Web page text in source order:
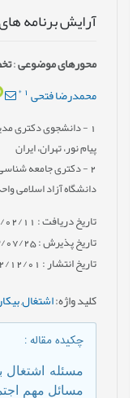
آرایش برنامه‏
محورهای موضوعی:
محمدرضا فتحی *
- دانشجوی دکتری
پیام نور، تهران، ایران
2- دکتری جامعه
دانشگاه آزاد اسلامی
تاریخ دریافت : 1403/02/11
تاریخ پذیرش : 1403/07/25
تاریخ انتشار : 1402/12/01
کلید واژه:اشتغال,
چکیده مقاله:
مسئله اشتغال
مسائل مهم